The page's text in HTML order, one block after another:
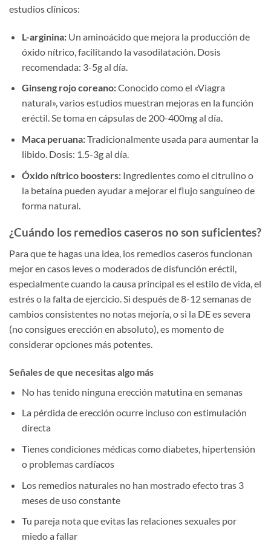
estudios clínicos:
L-arginina:Un aminoácido que mejora la producción de
óxido nítrico, facilitando la vasodilatación. Dosis
recomendada: 3-5g al día.
Ginseng rojo coreano:Conocido como el «Viagra
natural», varios estudios muestran mejoras en la función
eréctil. Se toma en cápsulas de 200-400mg al día.
Maca peruana:Tradicionalmente usada para aumentar la
libido. Dosis: 1.5-3g al día.
Óxido nítrico boosters:Ingredientes como el citrulino o
la betaína pueden ayudar a mejorar el flujo sanguíneo de
forma natural.
¿Cuándo los remedios caseros no son suficientes?
Para que te hagas una idea, los remedios caseros funcionan
mejor en casos leves o moderados de disfunción eréctil,
especialmente cuando la causa principal es el estilo de vida, el
estrés o la falta de ejercicio. Si después de 8-12 semanas de
cambios consistentes no notas mejoría, o si la DE es severa
(no consigues erección en absoluto), es momento de
considerar opciones más potentes.
Señales de que necesitas algo más
No has tenido ninguna erección matutina en semanas
La pérdida de erección ocurre incluso con estimulación
directa
Tienes condiciones médicas como diabetes, hipertensión
o problemas cardíacos
Los remedios naturales no han mostrado efecto tras 3
meses de uso constante
Tu pareja nota que evitas las relaciones sexuales por
miedo a fallar